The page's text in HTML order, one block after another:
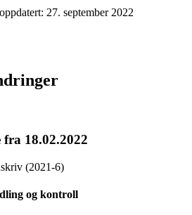
27. september 2022
18.02.2022
(2021-6)
og kontroll